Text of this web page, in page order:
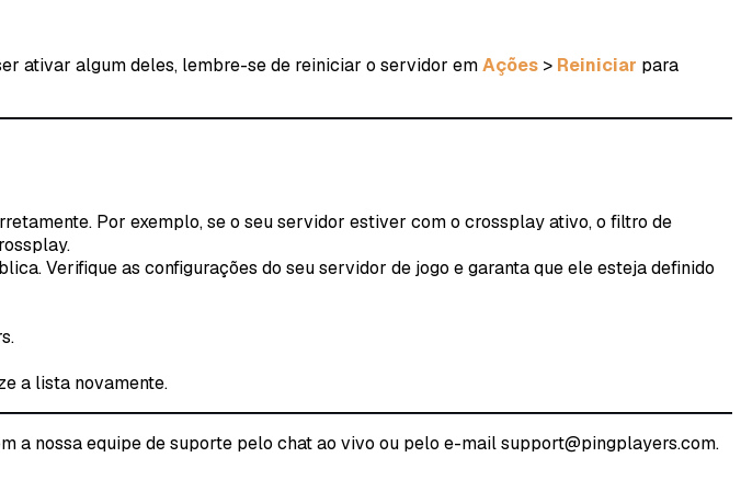
ativar algum deles, lembre-se de reiniciar o servidor emAções > Reiniciar para
Por exemplo, se o seu servidor estiver com o crossplay ativo, o filtro de
Verifique as configurações do seu servidor de jogo e garanta que ele esteja definido
a lista novamente.
a nossa equipe de suporte pelo chat ao vivo ou pelo e-mail support@pingplayers.com.